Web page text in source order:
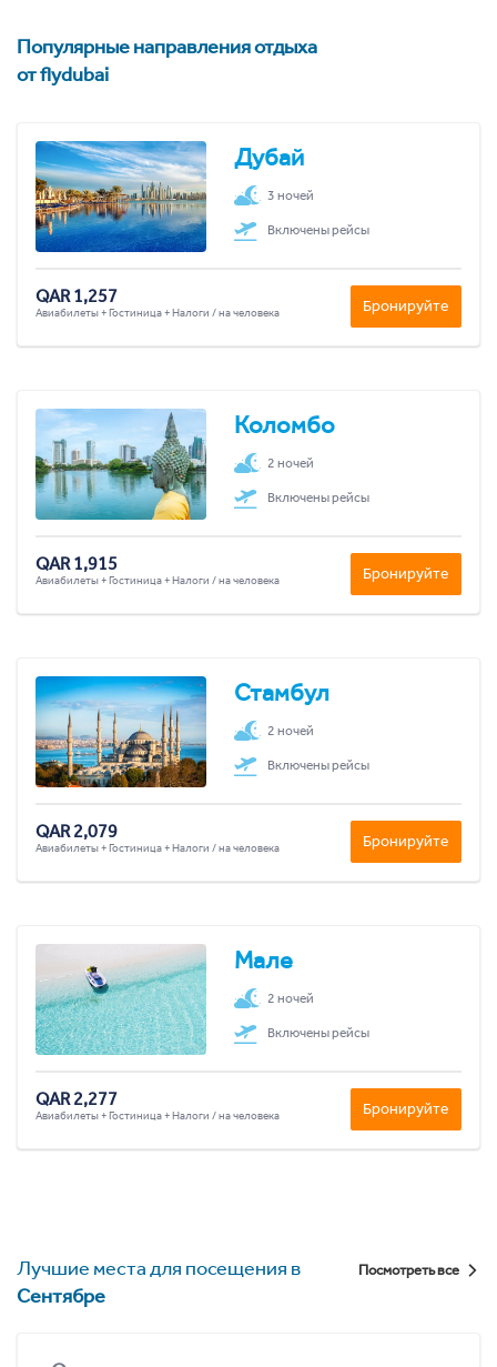
Популярные направления отдыха
от flydubai
Дубай
3 ночей
Включены рейсы
QAR 1,257
Авиабилеты + Гостиница + Налоги / на человека Бронируйте
Коломбо
2 ночей
Включены рейсы
QAR 1,915
Авиабилеты + Гостиница + Налоги / на человека Бронируйте
Стамбул
2 ночей
Включены рейсы
QAR 2,079
Авиабилеты + Гостиница + Налоги / на человека Бронируйте
Мале
2 ночей
Включены рейсы
QAR 2,277
Авиабилеты + Гостиница + Налоги / на человека Бронируйте
Лучшие места для посещения в
Сентябре
Посмотреть все